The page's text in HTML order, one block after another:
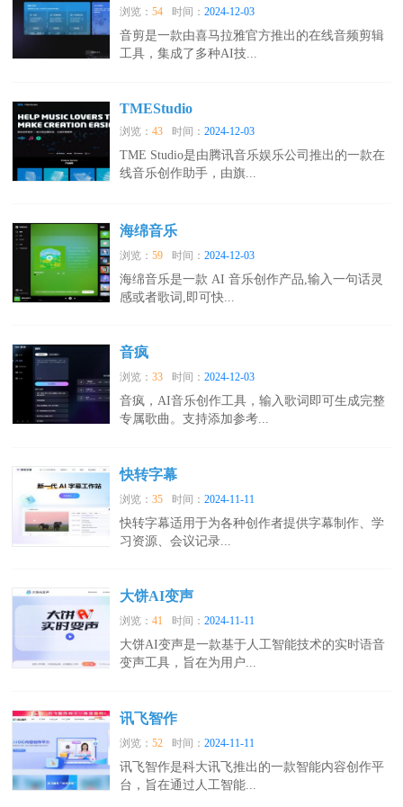
浏览：54 时间：2024-12-03
音剪是一款由喜马拉雅官方推出的在线音频剪辑
工具，集成了多种AI技...
TMEStudio
浏览：43 时间：2024-12-03
TME Studio是由腾讯音乐娱乐公司推出的一款在
线音乐创作助手，由旗...
海绵音乐
浏览：59 时间：2024-12-03
海绵音乐是一款 AI 音乐创作产品,输入一句话灵
感或者歌词,即可快...
音疯
浏览：33 时间：2024-12-03
音疯，AI音乐创作工具，输入歌词即可生成完整
专属歌曲。支持添加参考...
快转字幕
浏览：35 时间：2024-11-11
快转字幕适用于为各种创作者提供字幕制作、学
习资源、会议记录...
大饼AI变声
浏览：41 时间：2024-11-11
大饼AI变声是一款基于人工智能技术的实时语音
变声工具，旨在为用户...
讯飞智作
浏览：52 时间：2024-11-11
讯飞智作是科大讯飞推出的一款智能内容创作平
台，旨在通过人工智能...